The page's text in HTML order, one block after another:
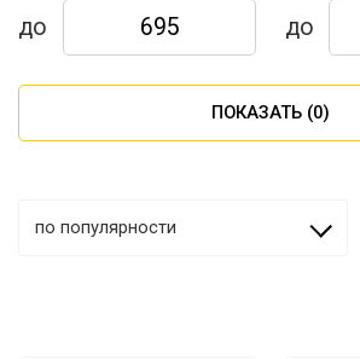
до до
ПОКАЗАТЬ (0)
по популярности